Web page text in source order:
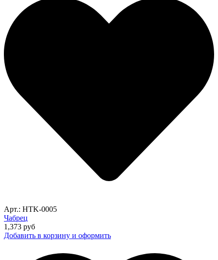
Арт.: HTK-0005
Чабрец
1,373 руб
Добавить в корзину и оформить